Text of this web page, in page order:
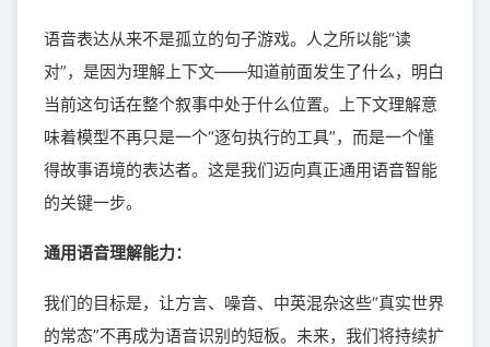
语音表达从来不是孤立的句子游戏。人之所以能“读
对”，是因为理解上下文——知道前面发生了什么，明白
当前这句话在整个叙事中处于什么位置。上下文理解意
味着模型不再只是一个“逐句执行的工具”，而是一个懂
得故事语境的表达者。这是我们迈向真正通用语音智能
的关键一步。
通用语音理解能力：
我们的目标是，让方言、噪音、中英混杂这些“真实世界
的常态”不再成为语音识别的短板。未来，我们将持续扩